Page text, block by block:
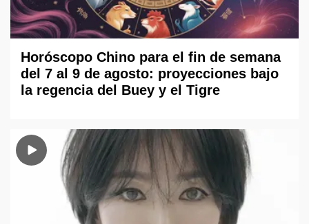
Horóscopo Chino para el fin de semana
del 7 al 9 de agosto: proyecciones bajo
la regencia del Buey y el Tigre